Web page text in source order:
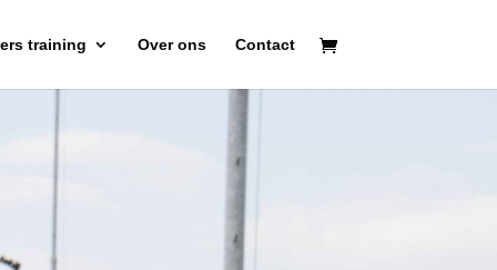
training Over ons Contact